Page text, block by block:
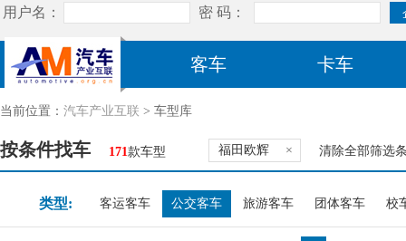
客车 卡车
当前位置： 汽车产业互联 > 车型库
按条件找车 171款车型 福田欧辉 × 清除全部筛选
类型: 客运客车 公交客车 旅游客车 团体客车 校